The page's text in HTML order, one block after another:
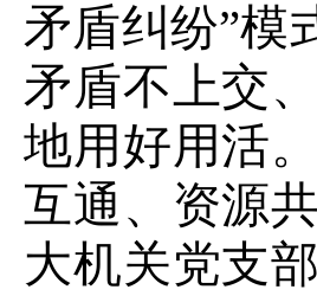
矛盾纠纷”模
矛盾不上交
地用好用活
互通、资源
大机关党支